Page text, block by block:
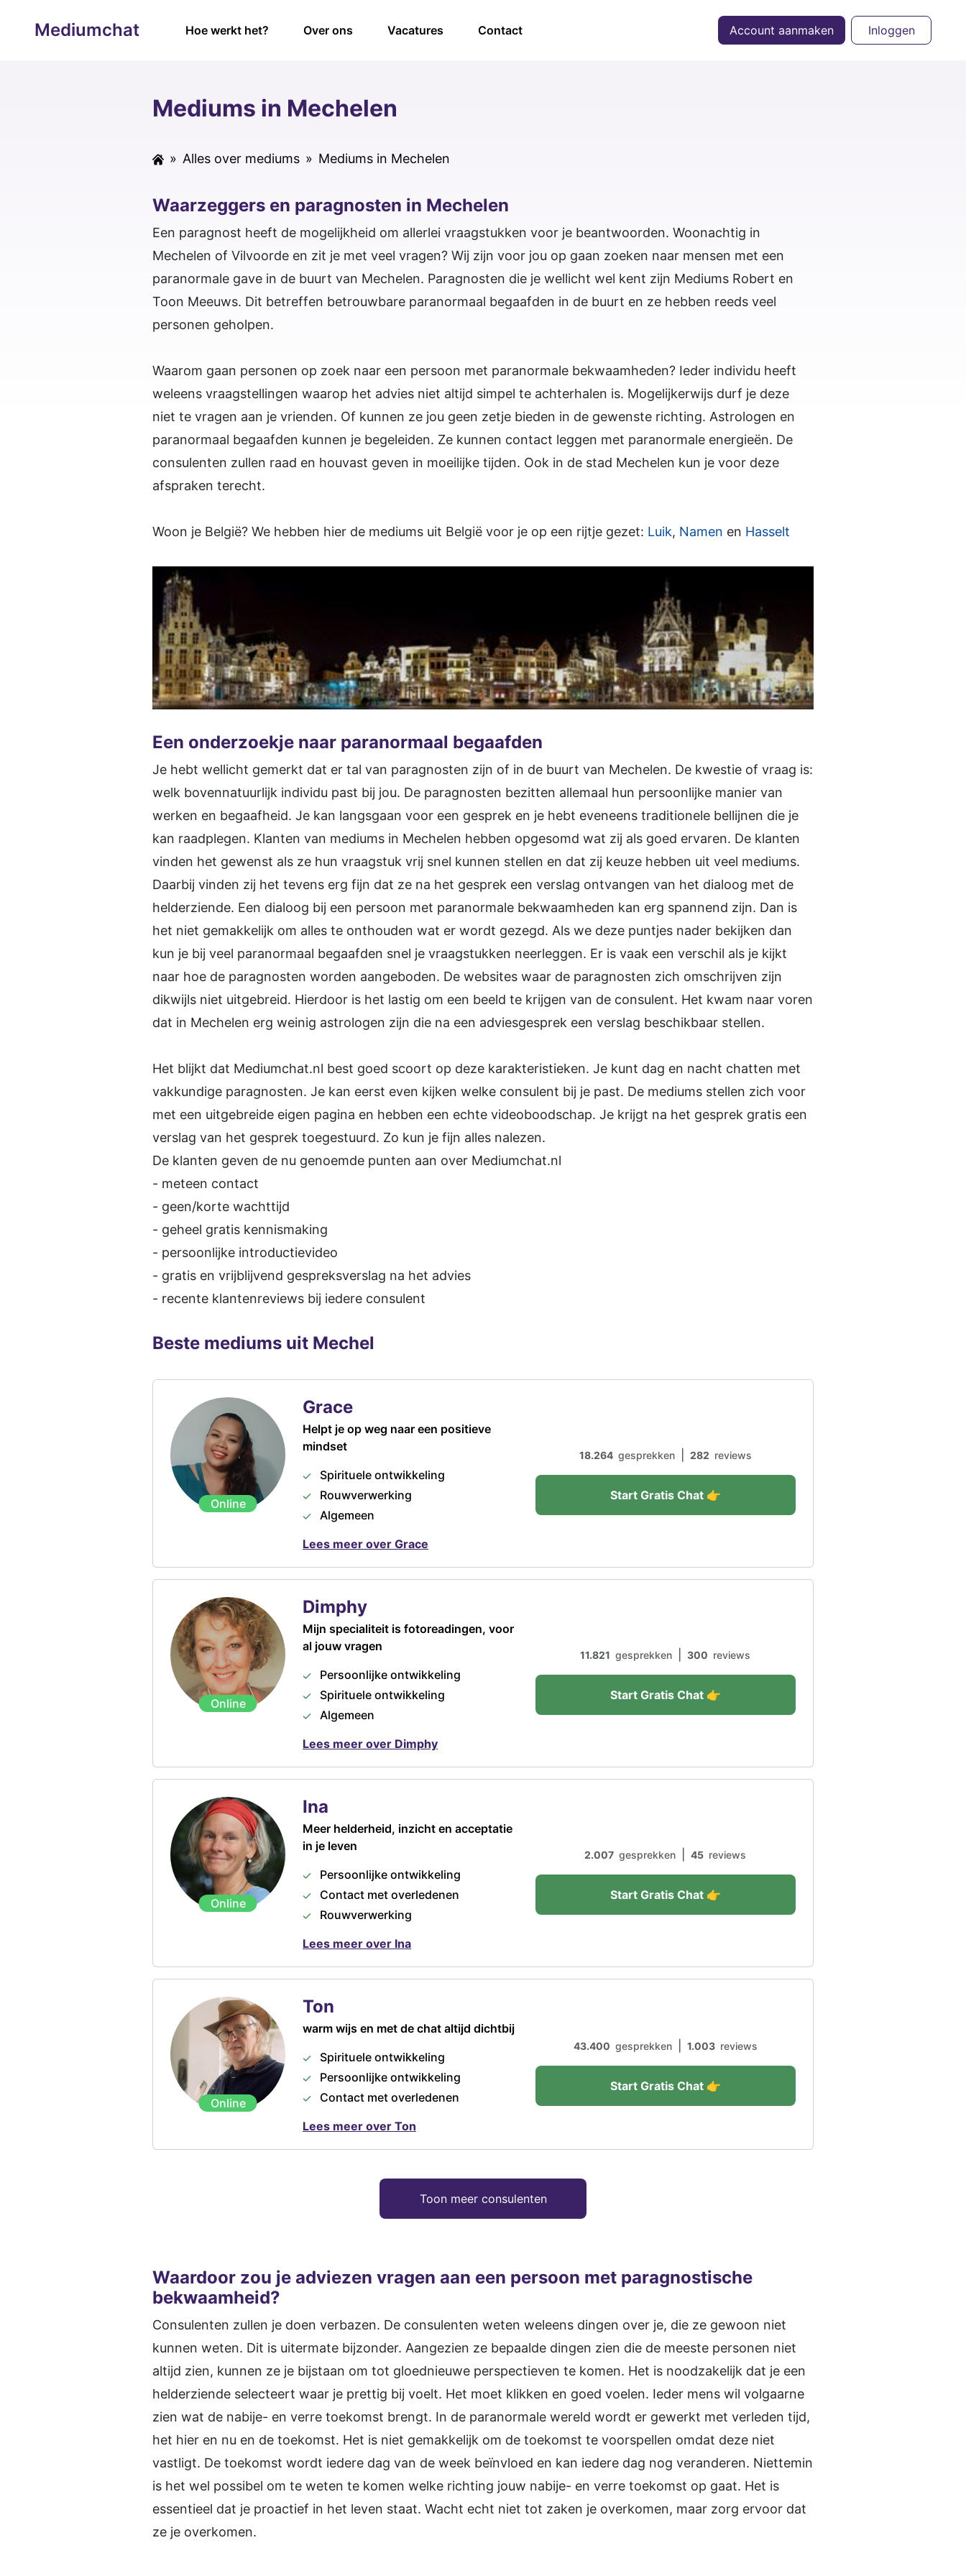
Mediumchat Hoe werkt het? Over ons Vacatures Contact Account aanmaken Inloggen
Mediums in Mechelen
» Alles over mediums » Mediums in Mechelen
Waarzeggers en paragnosten in Mechelen
Een paragnost heeft de mogelijkheid om allerlei vraagstukken voor je beantwoorden. Woonachtig in
Mechelen of Vilvoorde en zit je met veel vragen? Wij zijn voor jou op gaan zoeken naar mensen met een
paranormale gave in de buurt van Mechelen. Paragnosten die je wellicht wel kent zijn Mediums Robert en
Toon Meeuws. Dit betreffen betrouwbare paranormaal begaafden in de buurt en ze hebben reeds veel
personen geholpen.
Waarom gaan personen op zoek naar een persoon met paranormale bekwaamheden? Ieder individu heeft
weleens vraagstellingen waarop het advies niet altijd simpel te achterhalen is. Mogelijkerwijs durf je deze
niet te vragen aan je vrienden. Of kunnen ze jou geen zetje bieden in de gewenste richting. Astrologen en
paranormaal begaafden kunnen je begeleiden. Ze kunnen contact leggen met paranormale energieën. De
consulenten zullen raad en houvast geven in moeilijke tijden. Ook in de stad Mechelen kun je voor deze
afspraken terecht.
Woon je België? We hebben hier de mediums uit België voor je op een rijtje gezet: Luik, Namen en Hasselt
Een onderzoekje naar paranormaal begaafden
Je hebt wellicht gemerkt dat er tal van paragnosten zijn of in de buurt van Mechelen. De kwestie of vraag is:
welk bovennatuurlijk individu past bij jou. De paragnosten bezitten allemaal hun persoonlijke manier van
werken en begaafheid. Je kan langsgaan voor een gesprek en je hebt eveneens traditionele bellijnen die je
kan raadplegen. Klanten van mediums in Mechelen hebben opgesomd wat zij als goed ervaren. De klanten
vinden het gewenst als ze hun vraagstuk vrij snel kunnen stellen en dat zij keuze hebben uit veel mediums.
Daarbij vinden zij het tevens erg fijn dat ze na het gesprek een verslag ontvangen van het dialoog met de
helderziende. Een dialoog bij een persoon met paranormale bekwaamheden kan erg spannend zijn. Dan is
het niet gemakkelijk om alles te onthouden wat er wordt gezegd. Als we deze puntjes nader bekijken dan
kun je bij veel paranormaal begaafden snel je vraagstukken neerleggen. Er is vaak een verschil als je kijkt
naar hoe de paragnosten worden aangeboden. De websites waar de paragnosten zich omschrijven zijn
dikwijls niet uitgebreid. Hierdoor is het lastig om een beeld te krijgen van de consulent. Het kwam naar voren
dat in Mechelen erg weinig astrologen zijn die na een adviesgesprek een verslag beschikbaar stellen.
Het blijkt dat Mediumchat.nl best goed scoort op deze karakteristieken. Je kunt dag en nacht chatten met
vakkundige paragnosten. Je kan eerst even kijken welke consulent bij je past. De mediums stellen zich voor
met een uitgebreide eigen pagina en hebben een echte videoboodschap. Je krijgt na het gesprek gratis een
verslag van het gesprek toegestuurd. Zo kun je fijn alles nalezen.
De klanten geven de nu genoemde punten aan over Mediumchat.nl
- meteen contact
- geen/korte wachttijd
- geheel gratis kennismaking
- persoonlijke introductievideo
- gratis en vrijblijvend gespreksverslag na het advies
- recente klantenreviews bij iedere consulent
Beste mediums uit Mechel
Online
Grace
Helpt je op weg naar een positieve
mindset
Spirituele ontwikkeling
Rouwverwerking
Algemeen
Lees meer over Grace
282 reviews
18.264 gesprekken
Start Gratis Chat 👉
Online
Dimphy
Mijn specialiteit is fotoreadingen, voor
al jouw vragen
Persoonlijke ontwikkeling
Spirituele ontwikkeling
Algemeen
Lees meer over Dimphy
300 reviews
11.821 gesprekken
Start Gratis Chat 👉
Online
Ina
Meer helderheid, inzicht en acceptatie
in je leven
Persoonlijke ontwikkeling
Contact met overledenen
Rouwverwerking
Lees meer over Ina
45 reviews
2.007 gesprekken
Start Gratis Chat 👉
Online
Ton
warm wijs en met de chat altijd dichtbij
Spirituele ontwikkeling
Persoonlijke ontwikkeling
Contact met overledenen
Lees meer over Ton
1.003 reviews
43.400 gesprekken
Start Gratis Chat 👉
Toon meer consulenten
Waardoor zou je adviezen vragen aan een persoon met paragnostische
bekwaamheid?
Consulenten zullen je doen verbazen. De consulenten weten weleens dingen over je, die ze gewoon niet
kunnen weten. Dit is uitermate bijzonder. Aangezien ze bepaalde dingen zien die de meeste personen niet
altijd zien, kunnen ze je bijstaan om tot gloednieuwe perspectieven te komen. Het is noodzakelijk dat je een
helderziende selecteert waar je prettig bij voelt. Het moet klikken en goed voelen. Ieder mens wil volgaarne
zien wat de nabije- en verre toekomst brengt. In de paranormale wereld wordt er gewerkt met verleden tijd,
het hier en nu en de toekomst. Het is niet gemakkelijk om de toekomst te voorspellen omdat deze niet
vastligt. De toekomst wordt iedere dag van de week beïnvloed en kan iedere dag nog veranderen. Niettemin
is het wel possibel om te weten te komen welke richting jouw nabije- en verre toekomst op gaat. Het is
essentieel dat je proactief in het leven staat. Wacht echt niet tot zaken je overkomen, maar zorg ervoor dat
ze je overkomen.